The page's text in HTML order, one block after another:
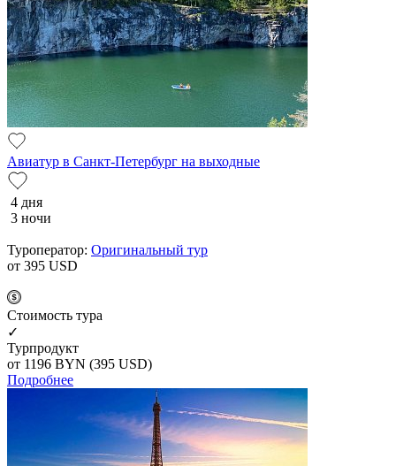
Авиатур в Санкт-Петербург на выходные
4 дня
3 ночи
Туроператор: Оригинальный тур
от 395 USD
Cтоимость тура
✓
Турпродукт
от 1196 BYN (395 USD)
Подробнее